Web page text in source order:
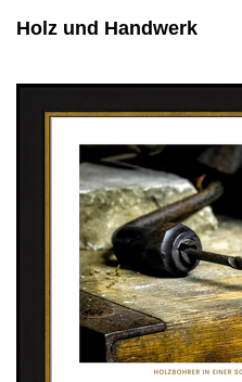
Holz und Handwerk